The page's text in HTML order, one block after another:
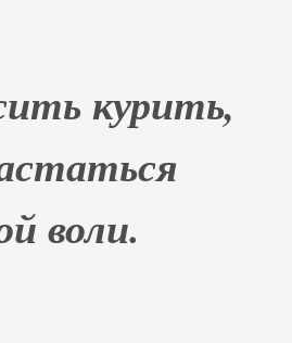
курить,
воли.